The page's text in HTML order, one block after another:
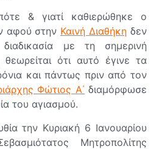
& γιατί καθιερώθηκε ο
αφού στην Καινή Διαθήκη δεν
διαδικασία με τη σημερινή
ότι αυτό έγινε τα
και πάντως πριν από τον
Φώτιος Α΄ διαμόρφωσε
του αγιασμού.
την Κυριακή 6 Ιανουαρίου
Μητροπολίτης